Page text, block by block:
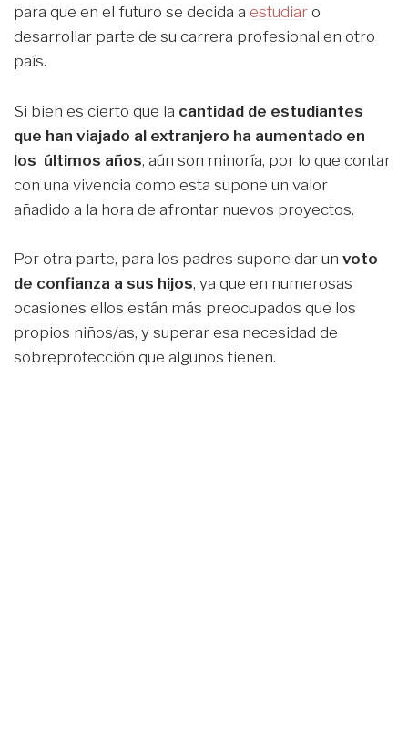
para que en el futuro se decida a estudiar o
desarrollar parte de su carrera profesional en otro
país.
Si bien es cierto que la cantidad de estudiantes
que han viajado al extranjero ha aumentado en
los últimos años, aún son minoría, por lo que contar
con una vivencia como esta supone un valor
añadido a la hora de afrontar nuevos proyectos.
Por otra parte, para los padres supone dar un voto
de confianza a sus hijos, ya que en numerosas
ocasiones ellos están más preocupados que los
propios niños/as, y superar esa necesidad de
sobreprotección que algunos tienen.